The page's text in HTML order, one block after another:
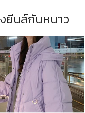
ยีนส์กันหนาว